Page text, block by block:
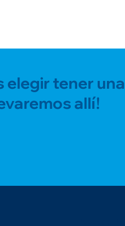
elegir tener
allí!